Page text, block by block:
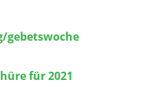
gebetswoche
für 2021